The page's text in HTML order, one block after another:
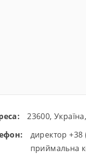
23600,
директор +38
приймальна